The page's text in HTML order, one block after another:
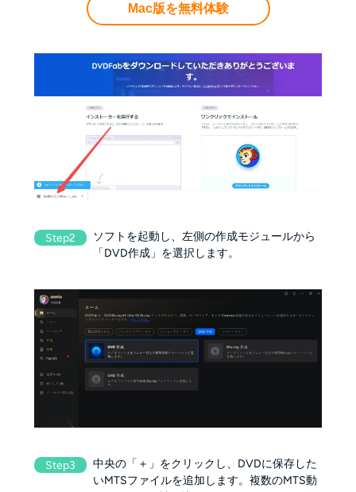
Mac版を無料体験
Step2
ソフトを起動し、左側の作成モジュールから
「DVD作成」を選択します。
Step3
中央の「＋」をクリックし、DVDに保存した
いMTSファイルを追加します。複数のMTS動